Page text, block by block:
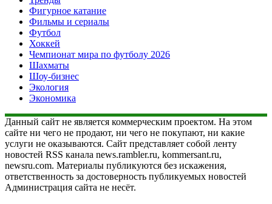
Фигурное катание
Фильмы и сериалы
Футбол
Хоккей
Чемпионат мира по футболу 2026
Шахматы
Шоу-бизнес
Экология
Экономика
Данный сайт не является коммерческим проектом. На этом
сайте ни чего не продают, ни чего не покупают, ни какие
услуги не оказываются. Сайт представляет собой ленту
новостей RSS канала news.rambler.ru, kommersant.ru,
newsru.com. Материалы публикуются без искажения,
ответственность за достоверность публикуемых новостей
Администрация сайта не несёт.